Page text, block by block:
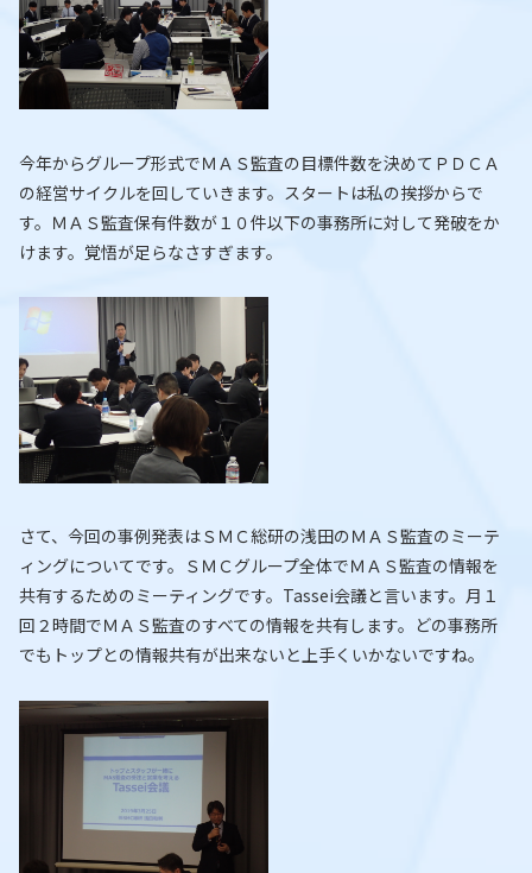
今年からグループ形式でＭＡＳ監査の目標件数を決めてＰＤＣＡ
の経営サイクルを回していきます。スタートは私の挨拶からで
す。ＭＡＳ監査保有件数が１０件以下の事務所に対して発破をか
けます。覚悟が足らなさすぎます。
さて、今回の事例発表はＳＭＣ総研の浅田のＭＡＳ監査のミーテ
ィングについてです。ＳＭＣグループ全体でＭＡＳ監査の情報を
共有するためのミーティングです。Tassei会議と言います。月１
回２時間でＭＡＳ監査のすべての情報を共有します。どの事務所
でもトップとの情報共有が出来ないと上手くいかないですね。